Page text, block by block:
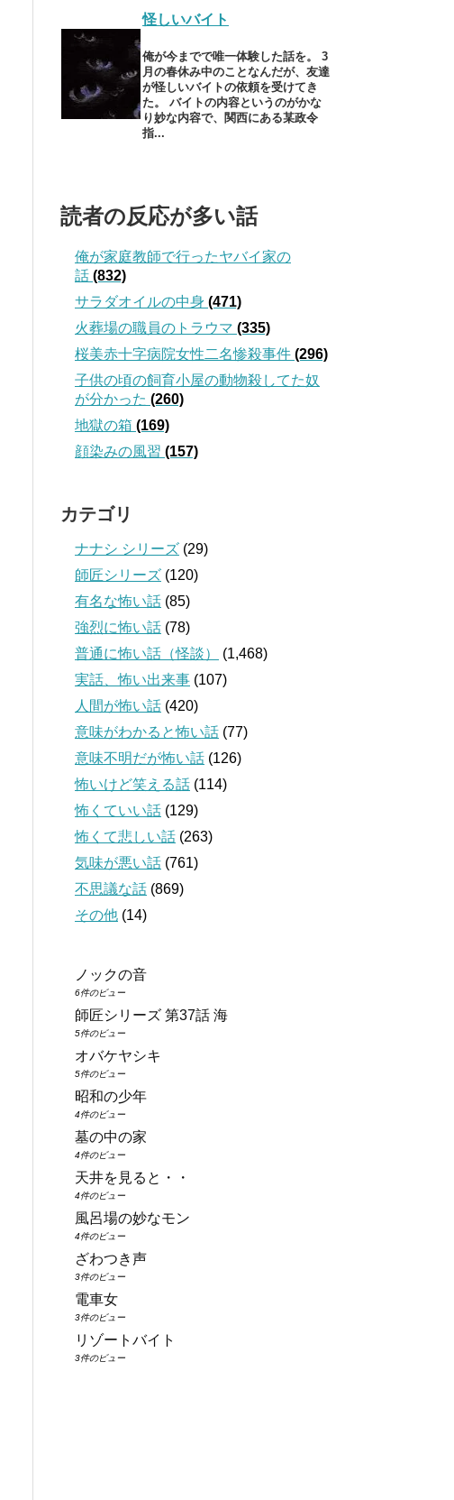
怪しいバイト
俺が今までで唯一体験した話を。 3
月の春休み中のことなんだが、友達
が怪しいバイトの依頼を受けてき
た。 バイトの内容というのがかな
り妙な内容で、関西にある某政令
指...
読者の反応が多い話
俺が家庭教師で行ったヤバイ家の
話 (832)
サラダオイルの中身 (471)
火葬場の職員のトラウマ (335)
桜美赤十字病院女性二名惨殺事件 (296)
子供の頃の飼育小屋の動物殺してた奴
が分かった (260)
地獄の箱 (169)
顔染みの風習 (157)
カテゴリ
ナナシ シリーズ (29)
師匠シリーズ (120)
有名な怖い話 (85)
強烈に怖い話 (78)
普通に怖い話（怪談）
(1,468)
実話、怖い出来事 (107)
人間が怖い話 (420)
意味がわかると怖い話 (77)
意味不明だが怖い話 (126)
怖いけど笑える話 (114)
怖くていい話 (129)
怖くて悲しい話 (263)
気味が悪い話 (761)
不思議な話 (869)
その他 (14)
ノックの音
6件のビュー
師匠シリーズ 第37話 海
5件のビュー
オバケヤシキ
5件のビュー
昭和の少年
4件のビュー
墓の中の家
4件のビュー
天井を見ると・・
4件のビュー
風呂場の妙なモン
4件のビュー
ざわつき声
3件のビュー
電車女
3件のビュー
リゾートバイト
3件のビュー